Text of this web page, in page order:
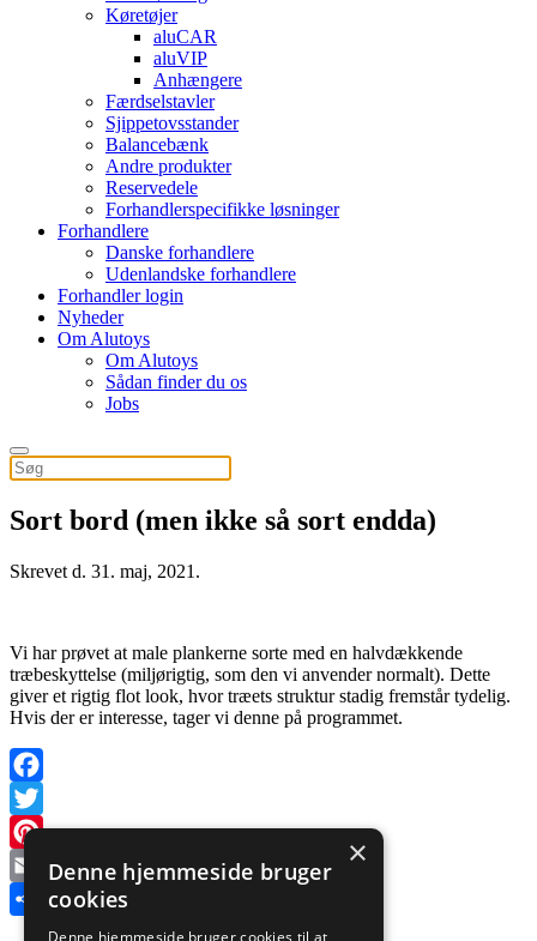
Køretøjer
aluCAR
aluVIP
Anhængere
Færdselstavler
Sjippetovsstander
Balancebænk
Andre produkter
Reservedele
Forhandlerspecifikke løsninger
Forhandlere
Danske forhandlere
Udenlandske forhandlere
Forhandler login
Nyheder
Om Alutoys
Om Alutoys
Sådan finder du os
Jobs
Sort bord (men ikke så sort endda)
Skrevet d. 31. maj, 2021 .
Vi har prøvet at male plankerne sorte med en halvdækkende
træbeskyttelse (miljørigtig, som den vi anvender normalt). Dette
giver et rigtig flot look, hvor træets struktur stadig fremstår tydelig.
Hvis der er interesse, tager vi denne på programmet.
Facebook
Twitter
Pinterest
Email
Share
×
Denne hjemmeside bruger
cookies
Denne hjemmeside bruger cookies til at